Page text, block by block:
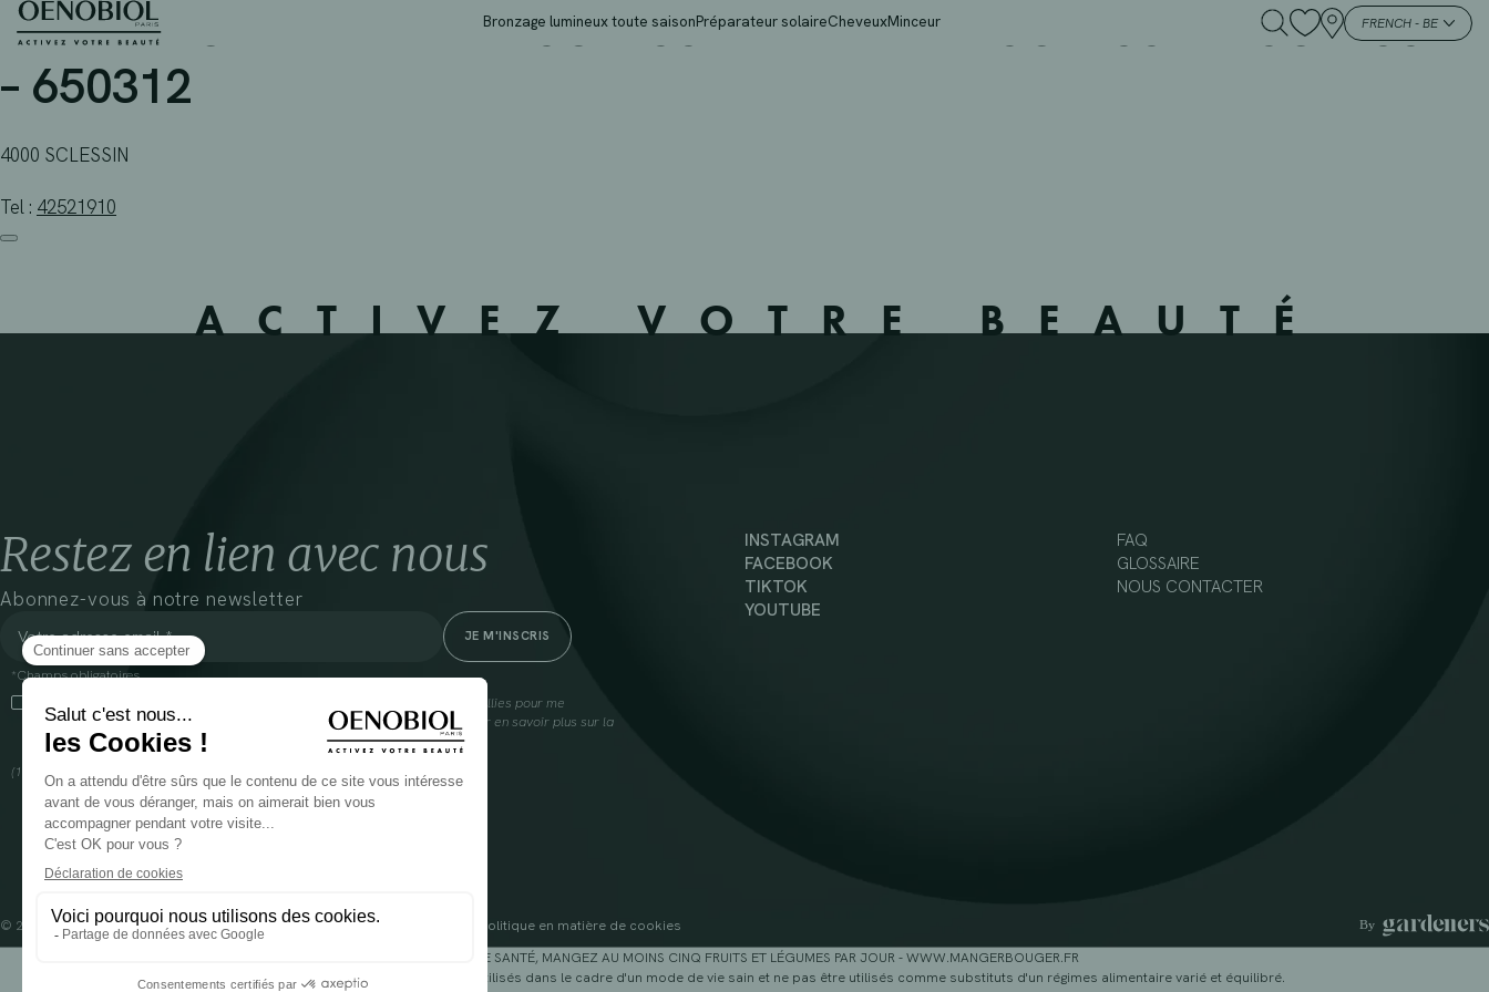
Skip
Bronzage lumineux toute saisonPréparateur solaireCheveuxMinceur FRENCH - BE
PHARMACIE PPL + 765 – SCLESSIN – 650312 – SCLESSIN – SCLESSIN
– 650312
4000 SCLESSIN
Tel : 42521910
ACTIVEZ VOTRE BEAUTÉ
Restez en lien avec nous
Abonnez-vous à notre newsletter
*Champs obligatoires
En cliquant sur cette case, j’accepte que Cooper(1) traite les données recueillies pour me
communiquer des informations commerciales sur ses produits et offres. Pour en savoir plus sur la
gestion de vos données et vos droits, rendez-vousici
(1) Coopération pharmaceutique Française, RCS Melun 399 227 636
INSTAGRAM
FACEBOOK
TIKTOK
YOUTUBE
FAQ
GLOSSAIRE
NOUS CONTACTER
© 2024 OENOBIOL PARISMentions légalesConditions Générales d’Utilisation
Politique en matière de cookies
POUR VOTRE SANTÉ, MANGEZ AU MOINS CINQ FRUITS ET LÉGUMES PAR JOUR - WWW.MANGERBOUGER.FR
Les complément alimentaires doivent être utilisés dans le cadre d'un mode de vie sain et ne pas être utilisés comme substituts d'un régimes alimentaire varié et équilibré.